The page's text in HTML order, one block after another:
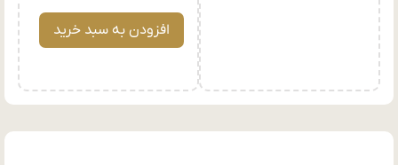
افزودن به سبد خرید